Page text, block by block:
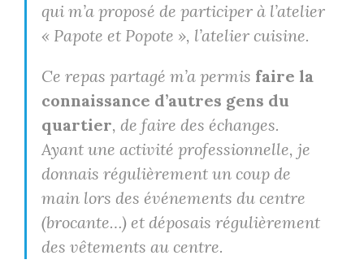
qui m’a proposé de participer à l’atelier
« Papote et Popote », l’atelier cuisine.
Ce repas partagé m’a permis faire la
connaissance d’autres gens du
quartier, de faire des échanges.
Ayant une activité professionnelle, je
donnais régulièrement un coup de
main lors des événements du centre
(brocante…) et déposais régulièrement
des vêtements au centre.